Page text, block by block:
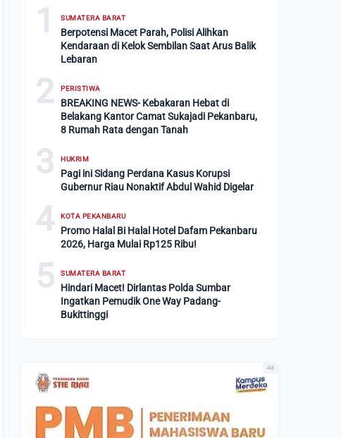
1 SUMATERA BARAT
Berpotensi Macet Parah, Polisi Alihkan
Kendaraan di Kelok Sembilan Saat Arus Balik
Lebaran
2 PERISTIWA
BREAKING NEWS- Kebakaran Hebat di
Belakang Kantor Camat Sukajadi Pekanbaru,
8 Rumah Rata dengan Tanah
3 HUKRIM
Pagi ini Sidang Perdana Kasus Korupsi
Gubernur Riau Nonaktif Abdul Wahid Digelar
4 KOTA PEKANBARU
Promo Halal Bi Halal Hotel Dafam Pekanbaru
2026, Harga Mulai Rp125 Ribu!
5 SUMATERA BARAT
Hindari Macet! Dirlantas Polda Sumbar
Ingatkan Pemudik One Way Padang-
Bukittinggi
Ad